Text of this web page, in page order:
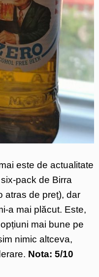
este de actualitate
pack de Birra
atras de preț), dar
a mai plăcut. Este,
mai bune pe
nimic altceva,
Nota: 5/10